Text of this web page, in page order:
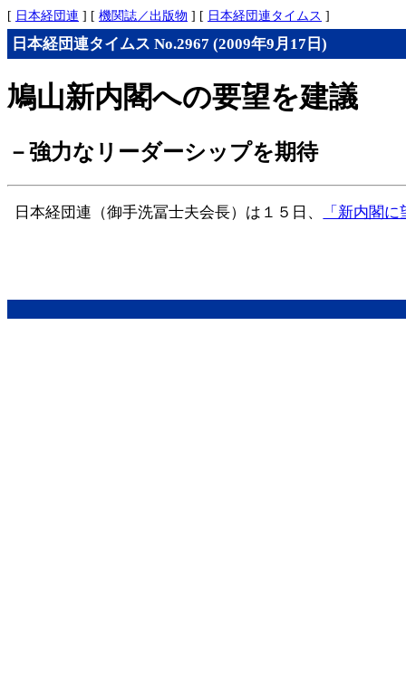
[ 日本経団連 ] [ 機関誌／出版物 ] [ 日本経団連タイムス ]
日本経団連タイムス No.2967 (2009年9月17日)
鳩山新内閣への要望を建議
－強力なリーダーシップを期待
日本経団連（御手洗冨士夫会長）は１５日、 「新内閣